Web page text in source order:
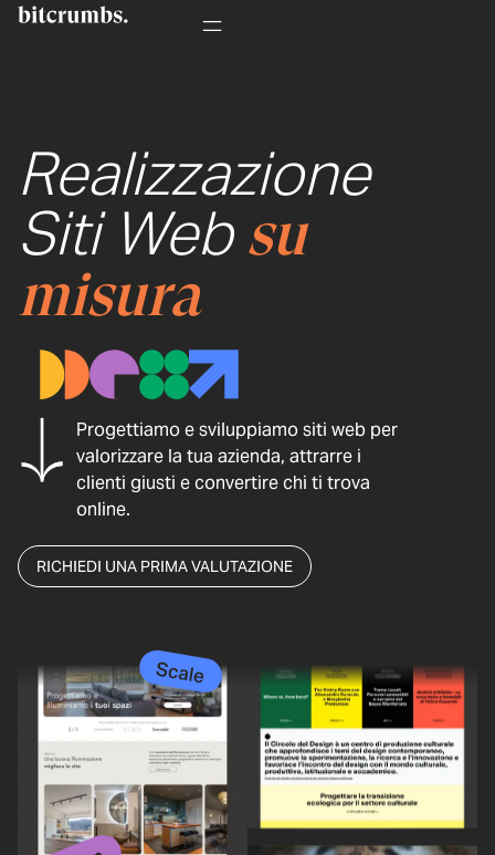
Realizzazione
Siti Web su
misura
Progettiamo e sviluppiamo siti web per
valorizzare la tua azienda, attrarre i
clienti giusti e convertire chi ti trova
online.
RICHIEDI UNA PRIMA VALUTAZIONE